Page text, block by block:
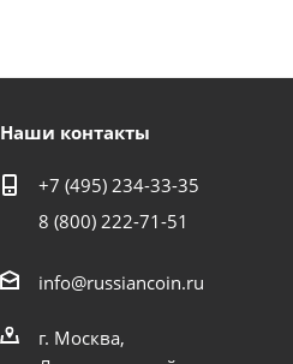
Наши контакты
+7 (495) 234-33-35
8 (800) 222-71-51
info@russiancoin.ru
г. Москва,